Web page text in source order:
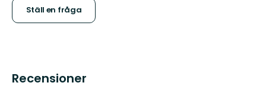
Ställ en fråga
Recensioner